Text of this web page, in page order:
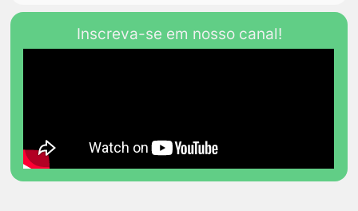
Inscreva-se em nosso canal!